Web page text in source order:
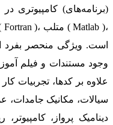
(برنامه‌های) کامپیوتری
وجود مستندات و فیلم
علاوه بر کدها، تجربیات
سیالات، مکانیک
دینامیک پرواز،